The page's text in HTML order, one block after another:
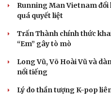
Running Man Vietnam
quá quyết liệt
Trấn Thành chính thức
“Em” gây tò mò
Long Vũ, Võ Hoài Vũ và
nổi tiếng
Lý do thần tượng K-pop